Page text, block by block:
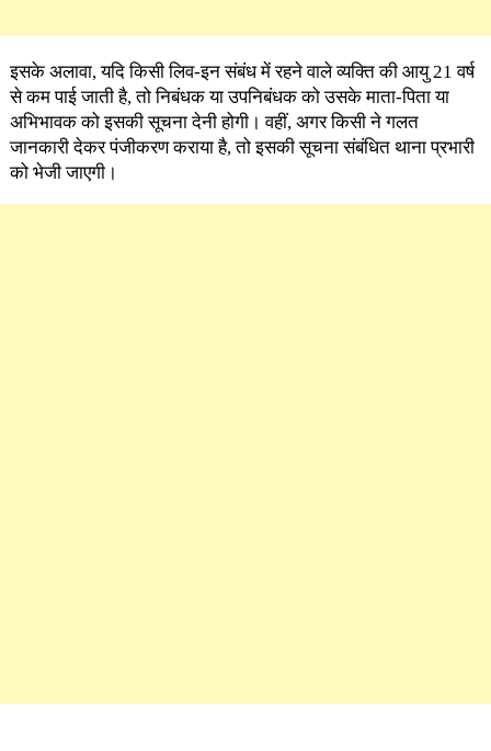
इसके अलावा, यदि किसी लिव-इन संबंध में रहने वाले व्यक्ति की आयु 21 वर्ष
से कम पाई जाती है, तो निबंधक या उपनिबंधक को उसके माता-पिता या
अभिभावक को इसकी सूचना देनी होगी। वहीं, अगर किसी ने गलत
जानकारी देकर पंजीकरण कराया है, तो इसकी सूचना संबंधित थाना प्रभारी
को भेजी जाएगी।